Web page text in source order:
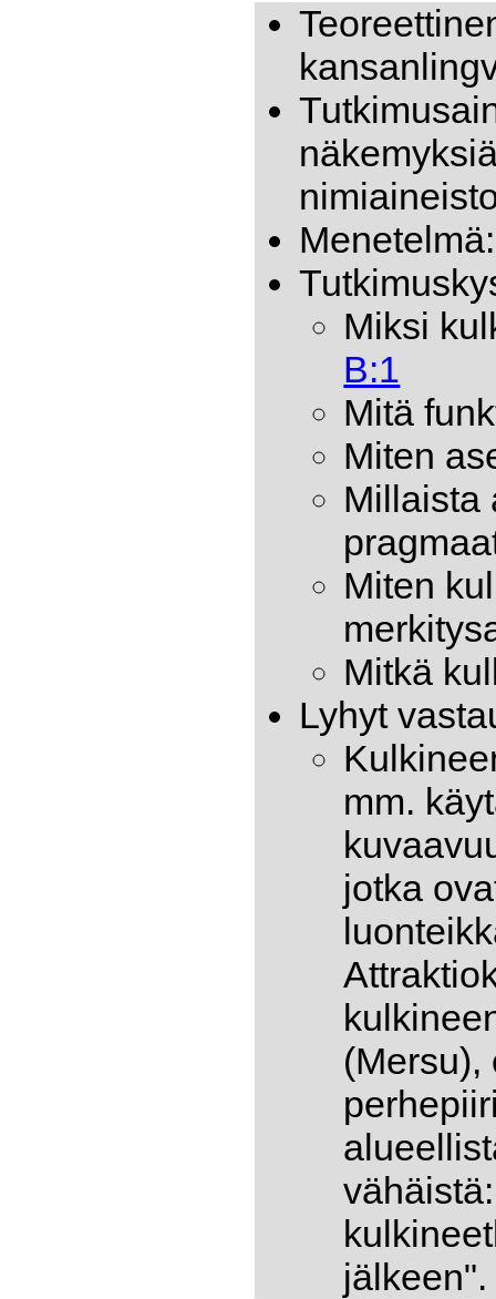
Miksi
B:1
Mitä
Miten
Millaista
Miten
Mitkä
Lyhyt
mm.
jotka
(Mersu),
jälkeen".